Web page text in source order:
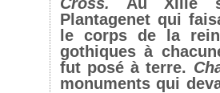
Plantagenet qui
le corps de la
gothiques à
fut posé à terre.
monuments qui